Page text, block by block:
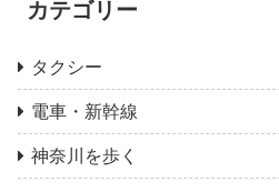
カテゴリー
タクシー
電車・新幹線
神奈川を歩く